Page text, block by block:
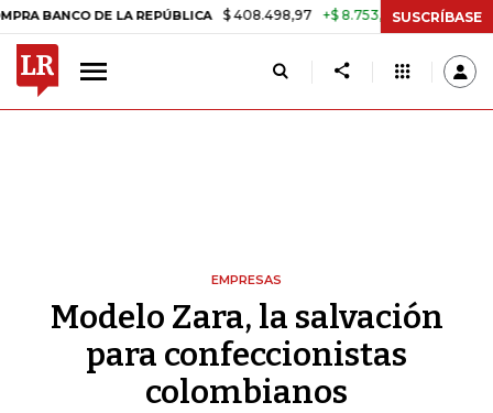
DE LA REPÚBLICA $ 408.498,97 +$ 8.753,81 +2,19% TASA DE
SUSCRÍBASE
EMPRESAS
Modelo Zara, la salvación
para confeccionistas
colombianos